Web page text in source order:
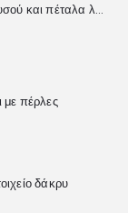
Σετ κλιπ μαλλιών με φύλλα χρυσού και πέταλα λουλουδιών
με πέρλες
δάκρυ